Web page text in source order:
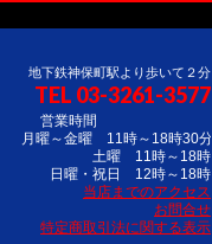
地下鉄神保町駅より歩いて２分
TEL 03-3261-3577
営業時間
月曜～金曜 11時～18時30分
土曜 11時～18時
日曜・祝日 12時～18時
当店までのアクセス
お問合せ
特定商取引法に関する表示